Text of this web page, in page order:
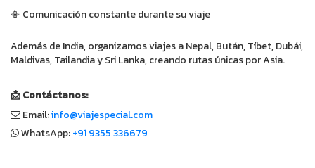
📳 Comunicación constante durante su viaje
Además de India, organizamos viajes a Nepal, Bután, Tíbet, Dubái,
Maldivas, Tailandia y Sri Lanka, creando rutas únicas por Asia.
📩 Contáctanos:
Email:info@viajespecial.com
WhatsApp:+91 9355 336679